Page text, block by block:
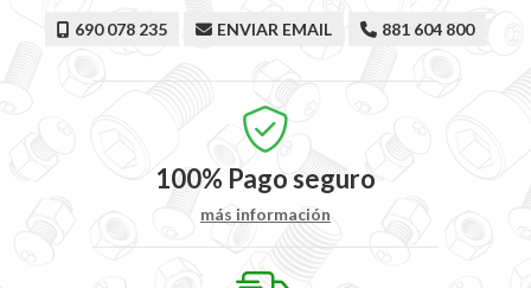
690 078 235 ENVIAR EMAIL 881 604 800
100% Pago seguro
más información